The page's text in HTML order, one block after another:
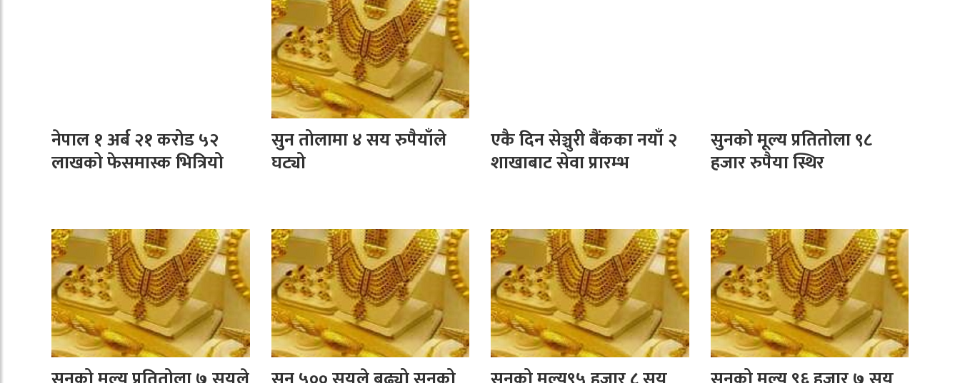
नेपाल १ अर्ब २१ करोड ५२
लाखको फेसमास्क भित्रियो
सुन तोलामा ४ सय रुपैयाँले
घट्यो
एकै दिन सेञ्चुरी बैंकका नयाँ २
शाखाबाट सेवा प्रारम्भ
सुनको मूल्य प्रतितोला ९८
हजार रुपैया स्थिर